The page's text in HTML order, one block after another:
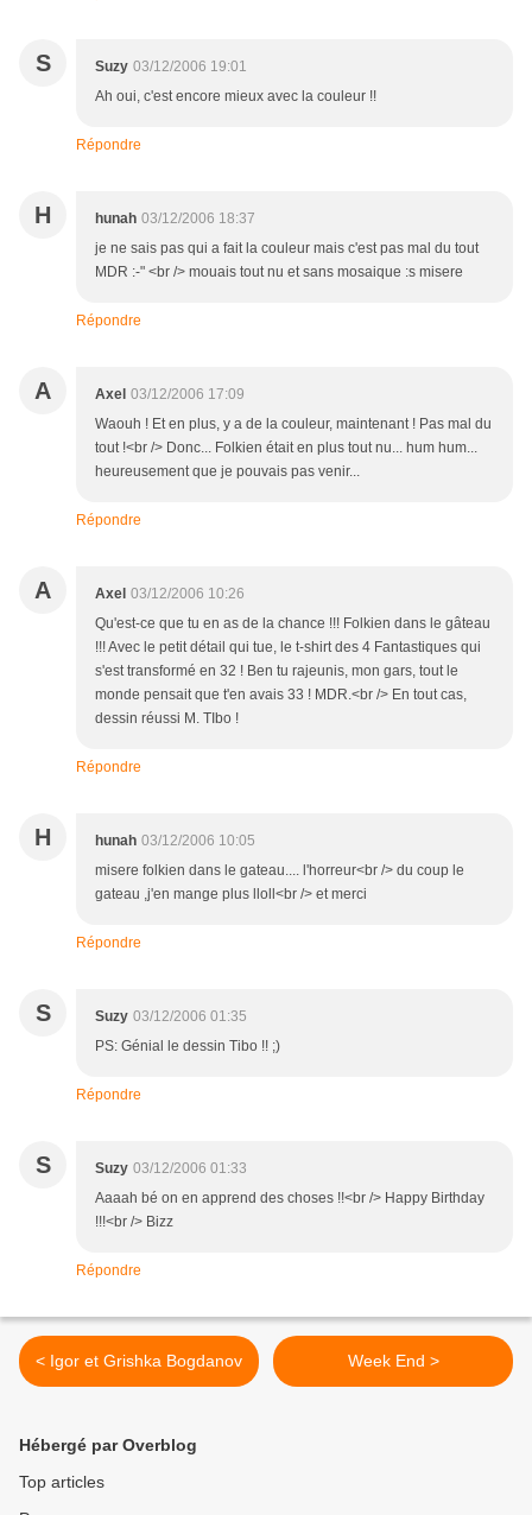
S Suzy 03/12/2006 19:01
Ah oui, c'est encore mieux avec la couleur !!
Répondre
H hunah 03/12/2006 18:37
je ne sais pas qui a fait la couleur mais c'est pas mal du tout
MDR :-" <br /> mouais tout nu et sans mosaique :s misere
Répondre
A Axel 03/12/2006 17:09
Waouh ! Et en plus, y a de la couleur, maintenant ! Pas mal du
tout !<br /> Donc... Folkien était en plus tout nu... hum hum...
heureusement que je pouvais pas venir...
Répondre
A Axel 03/12/2006 10:26
Qu'est-ce que tu en as de la chance !!! Folkien dans le gâteau
!!! Avec le petit détail qui tue, le t-shirt des 4 Fantastiques qui
s'est transformé en 32 ! Ben tu rajeunis, mon gars, tout le
monde pensait que t'en avais 33 ! MDR.<br /> En tout cas,
dessin réussi M. TIbo !
Répondre
H hunah 03/12/2006 10:05
misere folkien dans le gateau.... l'horreur<br /> du coup le
gateau ,j'en mange plus lloll<br /> et merci
Répondre
S Suzy 03/12/2006 01:35
PS: Génial le dessin Tibo !! ;)
Répondre
S Suzy 03/12/2006 01:33
Aaaah bé on en apprend des choses !!<br /> Happy Birthday
!!!<br /> Bizz
Répondre
< Igor et Grishka Bogdanov Week End >
Hébergé par Overblog
Top articles